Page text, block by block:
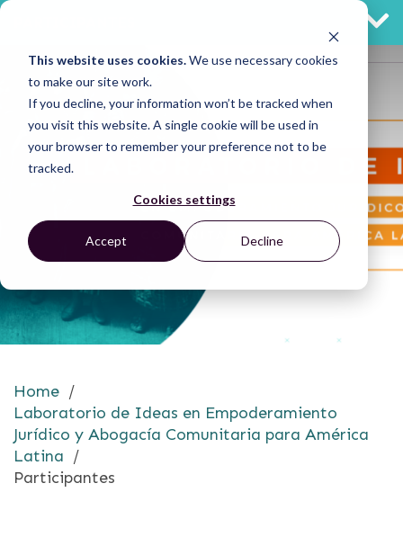
This website uses cookies.We use necessary cookies
to make our site work.
If you decline, your information won’t be tracked when
you visit this website. A single cookie will be used in
your browser to remember your preference not to be
tracked.
Cookies settings
Accept Decline
Home /
Laboratorio de Ideas en Empoderamiento
Jurídico y Abogacía Comunitaria para América
Latina /
Participantes